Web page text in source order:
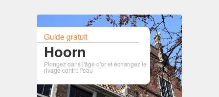
Guide gratuit
Hoorn
Plongez dans l'âge d'or et échangez le
rivage contre l'eau